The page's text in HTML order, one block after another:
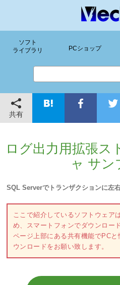
ソフト
ライブラリ
PCショップ
共有
ログ出力用拡張ス
ャ サン
SQL Serverでトランザクションに左
ここで紹介しているソフトウェア
め、スマートフォンでダウンロー
ページ上部にある共有機能でPC
ウンロードをお願い致します。